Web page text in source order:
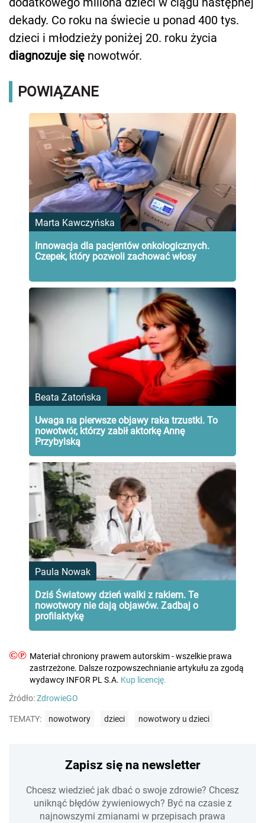
dekady. Co roku na świecie u ponad 400 tys.
dzieci i młodzieży poniżej 20. roku życia
diagnozuje się nowotwór.
POWIĄZANE
Marta Kawczyńska
Innowacja dla pacjentów onkologicznych.
Czepek, który pozwoli zachować włosy
Beata Zatońska
Uwaga na pierwsze objawy raka trzustki. To
nowotwór, którzy zabił aktorkę Annę
Przybylską
Paula Nowak
Dziś Światowy dzień walki z rakiem. Te
nowotwory nie dają objawów. Zadbaj o
profilaktykę
©℗ Materiał chroniony prawem autorskim - wszelkie prawa
zastrzeżone. Dalsze rozpowszechnianie artykułu za zgodą
wydawcy INFOR PL S.A. Kup licencję.
Źródło:ZdrowieGO
TEMATY: nowotwory dzieci nowotwory u dzieci
Zapisz się na newsletter
Chcesz wiedzieć jak dbać o swoje zdrowie? Chcesz
uniknąć błędów żywieniowych? Być na czasie z
najnowszymi zmianami w przepisach prawa